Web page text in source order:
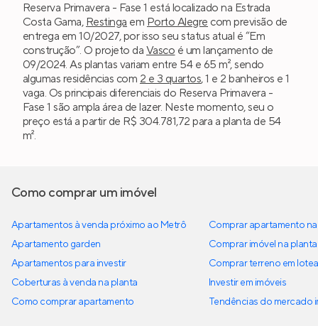
Reserva Primavera - Fase 1 está localizado na Estrada
Costa Gama, Restinga em Porto Alegre com previsão de
entrega em 10/2027, por isso seu status atual é “Em
construção”. O projeto da Vasco é um lançamento de
09/2024. As plantas variam entre 54 e 65 m², sendo
algumas residências com 2 e 3 quartos, 1 e 2 banheiros e 1
vaga. Os principais diferenciais do Reserva Primavera -
Fase 1 são ampla área de lazer. Neste momento, seu o
preço está a partir de R$ 304.781,72 para a planta de 54
m².
Como comprar um imóvel
Apartamentos à venda próximo ao Metrô
Apartamento garden
Apartamentos para investir
Coberturas à venda na planta
Como comprar apartamento
Comprar apartamento
Comprar imóvel na planta
Comprar terreno em
Investir em imóveis
Tendências do mercado